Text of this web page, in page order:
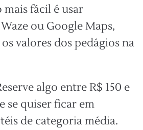
fácil é usar
ou Google Maps,
valores dos pedágios na
algo entre R$ 150 e
se quiser ficar em
de categoria média.